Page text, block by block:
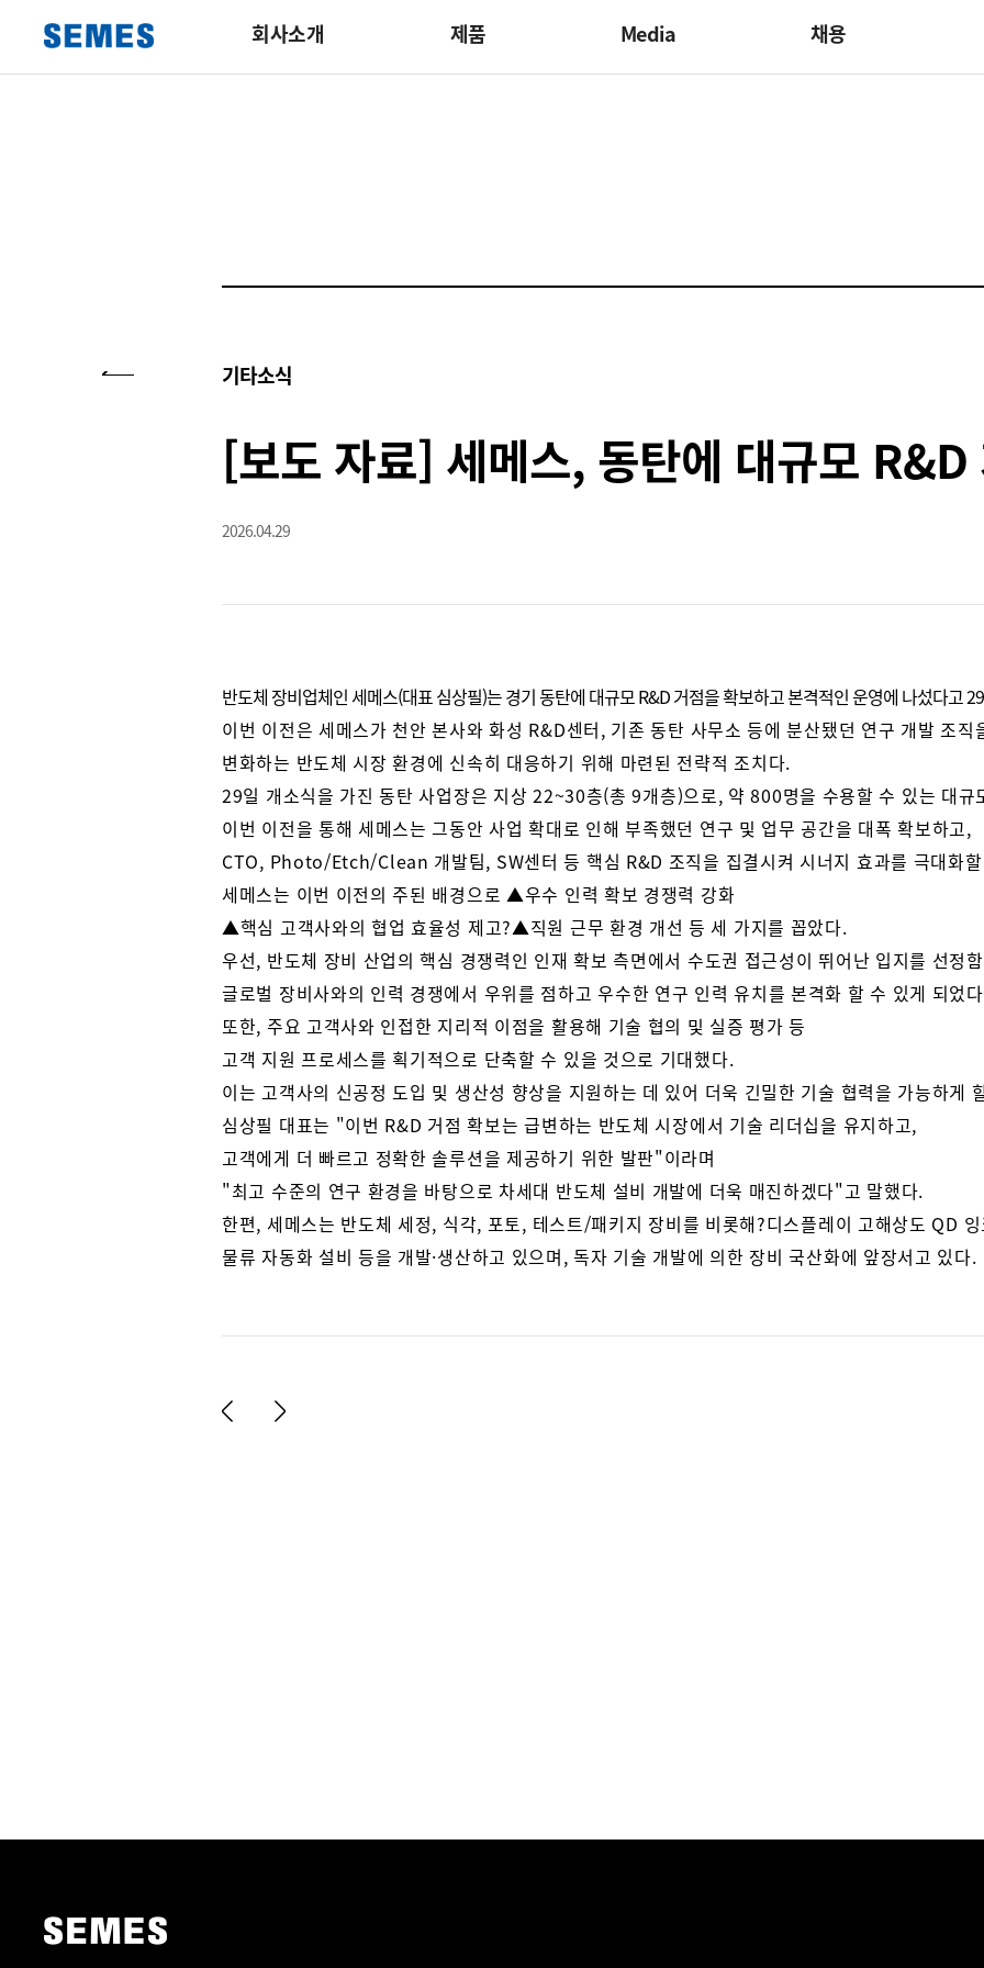
회사소개 제품 Media 채용
기타소식
[보도 자료] 세메스, 동탄에 대규모 R&D
2026.04.29
반도체 장비업체인 세메스(대표 심상필)는 경기 동탄에 대규모 R&D 거점을 확보하고 본격적인 운영에 나섰다고
이번 이전은 세메스가 천안 본사와 화성 R&D센터, 기존 동탄 사무소 등에 분산됐던 연구 개발 조직
변화하는 반도체 시장 환경에 신속히 대응하기 위해 마련된 전략적 조치다.
29일 개소식을 가진 동탄 사업장은 지상 22~30층(총 9개층)으로, 약 800명을 수용할 수 있는 대규
이번 이전을 통해 세메스는 그동안 사업 확대로 인해 부족했던 연구 및 업무 공간을 대폭 확보하고,
CTO, Photo/Etch/Clean 개발팀, SW센터 등 핵심 R&D 조직을 집결시켜 시너지 효과를 극대화
세메스는 이번 이전의 주된 배경으로 ▲우수 인력 확보 경쟁력 강화
▲핵심 고객사와의 협업 효율성 제고?▲직원 근무 환경 개선 등 세 가지를 꼽았다.
우선, 반도체 장비 산업의 핵심 경쟁력인 인재 확보 측면에서 수도권 접근성이 뛰어난 입지를 선정
글로벌 장비사와의 인력 경쟁에서 우위를 점하고 우수한 연구 인력 유치를 본격화 할 수 있게 되었
또한, 주요 고객사와 인접한 지리적 이점을 활용해 기술 협의 및 실증 평가 등
고객 지원 프로세스를 획기적으로 단축할 수 있을 것으로 기대했다.
이는 고객사의 신공정 도입 및 생산성 향상을 지원하는 데 있어 더욱 긴밀한 기술 협력을 가능하게
심상필 대표는 "이번 R&D 거점 확보는 급변하는 반도체 시장에서 기술 리더십을 유지하고,
고객에게 더 빠르고 정확한 솔루션을 제공하기 위한 발판"이라며
"최고 수준의 연구 환경을 바탕으로 차세대 반도체 설비 개발에 더욱 매진하겠다"고 말했다.
한편, 세메스는 반도체 세정, 식각, 포토, 테스트/패키지 장비를 비롯해?디스플레이 고해상도 QD
물류 자동화 설비 등을 개발·생산하고 있으며, 독자 기술 개발에 의한 장비 국산화에 앞장서고 있다.